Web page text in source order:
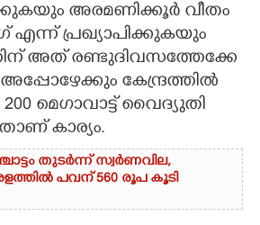
അരമണിക്കൂർ വീതം
പ്രഖ്യാപിക്കുകയും
അത് രണ്ടുദിവസത്തേക്കേ
കേന്ദ്രത്തിൽ
200 മെഗാവാട്ട് വൈദ്യുതി
കാര്യം.
തുടർന്ന് സ്വർണവില,
പവന് 560 രൂപ കൂടി